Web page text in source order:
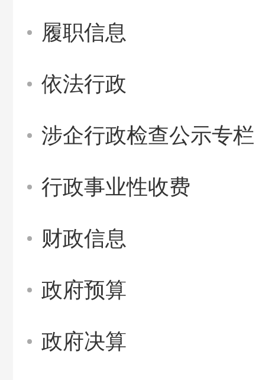
履职信息
依法行政
涉企行政检查公示专栏
行政事业性收费
财政信息
政府预算
政府决算